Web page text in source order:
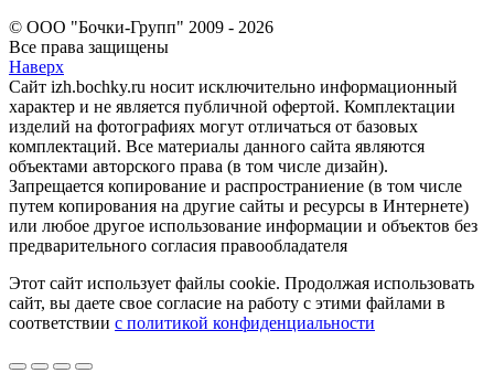
© ООО "Бочки-Групп" 2009 - 2026
Все права защищены
Наверх
Сайт izh.bochky.ru носит исключительно информационный
характер и не является публичной офертой. Комплектации
изделий на фотографиях могут отличаться от базовых
комплектаций. Все материалы данного сайта являются
объектами авторского права (в том числе дизайн).
Запрещается копирование и распространиение (в том числе
путем копирования на другие сайты и ресурсы в Интернете)
или любое другое использование информации и объектов без
предварительного согласия правообладателя
Этот сайт использует файлы cookie. Продолжая использовать
сайт, вы даете свое согласие на работу с этими файлами в
соответствии с политикой конфиденциальности